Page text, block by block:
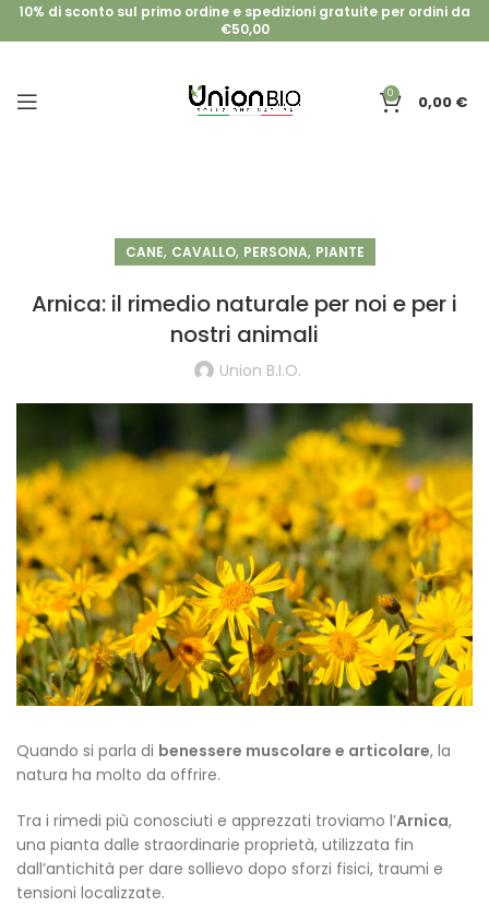
10% di sconto sul primo ordine e spedizioni gratuite per ordini da
€50,00
0 0,00 €
CANE, CAVALLO, PERSONA, PIANTE
Arnica: il rimedio naturale per noi e per i
nostri animali
Union B.I.O.
Quando si parla di benessere muscolare e articolare, la
natura ha molto da offrire.
Tra i rimedi più conosciuti e apprezzati troviamo l’Arnica,
una pianta dalle straordinarie proprietà, utilizzata fin
dall’antichità per dare sollievo dopo sforzi fisici, traumi e
tensioni localizzate.